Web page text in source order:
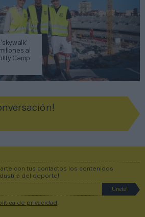
al
Camp
con tus contactos los contenidos
del deporte!
de privacidad